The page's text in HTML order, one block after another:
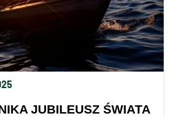
JUBILEUSZ ŚWIATA